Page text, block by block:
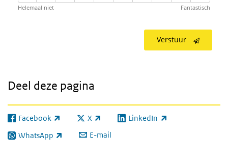
Helemaal niet Fantastisch
Verstuur
Deel deze pagina
Facebook
(externe link) X
(externe link) LinkedIn
(externe link)
WhatsApp
(externe link) E-mail